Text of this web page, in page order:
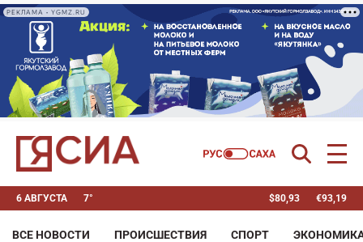
РЕКЛАМА • YGMZ.RU
6 АВГУСТА 7° $80,93 €93,19
ВСЕ НОВОСТИ ПРОИСШЕСТВИЯ СПОРТ